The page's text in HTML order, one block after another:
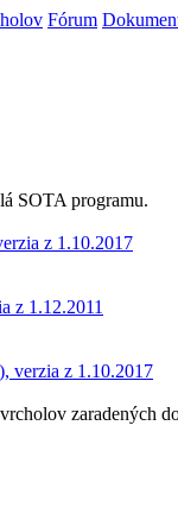
Fórum
SOTA programu.
z 1.10.2017
z 1.12.2011
verzia z 1.10.2017
zaradených